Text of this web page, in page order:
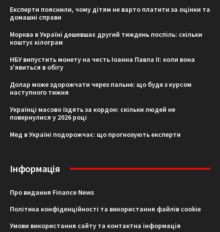
Експерти пояснили, чому дітям не варто платити за оцінки та
домашні справи
Морква в Україні дешевшає другий тиждень поспіль: скільки
коштує кілограм
НБУ випустить монету на честь Іоанна Павла II: коли вона
з'явиться в обігу
Долар може здорожчати через пальне: що буде з курсом
наступного тижня
Українці масово їздять за кордон: скільки людей не
повернулися у 2026 році
Мед в Україні подорожчає: що прогнозують експерти
Інформація
Про видання Finance News
Політика конфіденційності та використання файлів cookie
Умови використання сайту та контактна інформація